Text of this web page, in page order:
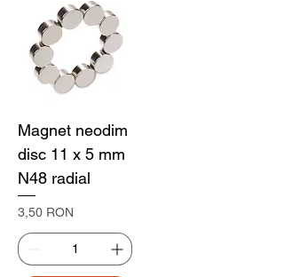
Magnet neodim
disc 11 x 5 mm
N48 radial
Preț
3,50 RON